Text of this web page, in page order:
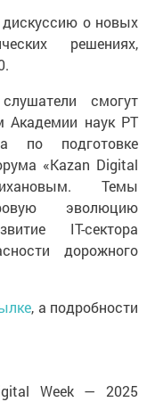
о новых
решениях,
смогут
Академии наук РТ
по подготовке
«Kazan Digital
Темы
эволюцию
IT-сектора
дорожного
, а подробности
Week — 2025